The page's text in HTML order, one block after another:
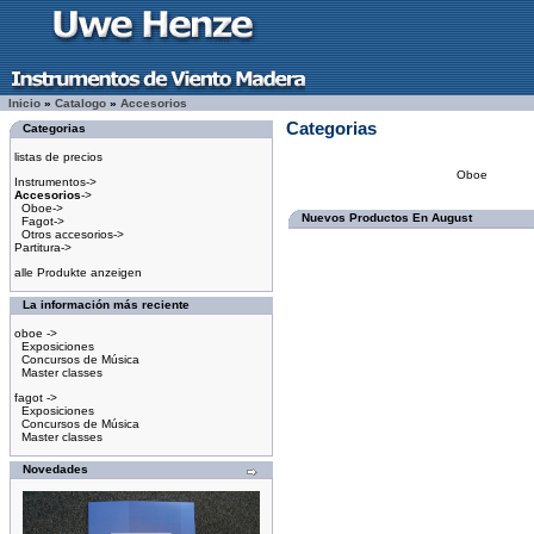
Inicio » Catalogo » Accesorios
Categorias
listas de precios
Instrumentos->
Accesorios->
Oboe->
Fagot->
Otros accesorios->
Partitura->
alle Produkte anzeigen
La información más reciente
oboe ->
Exposiciones
Concursos de Música
Master classes
fagot ->
Exposiciones
Concursos de Música
Master classes
Novedades
Categorias
Oboe
Nuevos Productos En August